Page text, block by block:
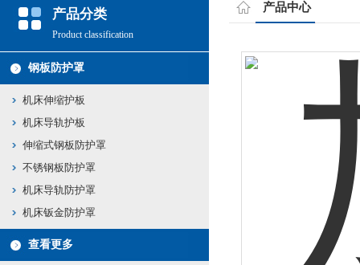
产品分类
Product classification
钢板防护罩
机床伸缩护板
机床导轨护板
伸缩式钢板防护罩
不锈钢板防护罩
机床导轨防护罩
机床钣金防护罩
查看更多
产品中心